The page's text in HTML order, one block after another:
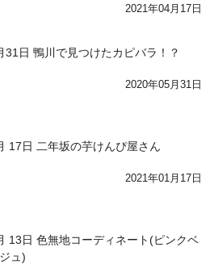
2021年04月17日
31日 鴨川で見つけたカピバラ！？
2020年05月31日
17日 二年坂の芋けんぴ屋さん
2021年01月17日
13日 色無地コーディネート(ピンクベ
ュ)